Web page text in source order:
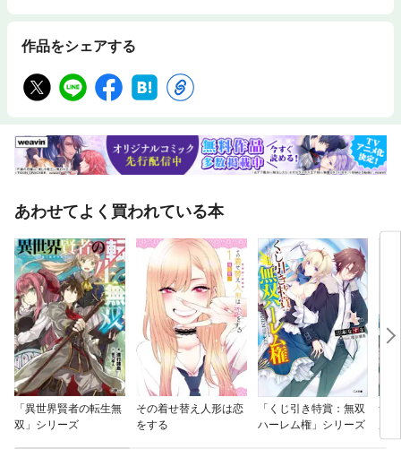
作品をシェアする
あわせてよく買われている本
「異世界賢者の転生無
双」シリーズ
その着せ替え人形は恋
をする
「くじ引き特賞：無双
ハーレム権」シリーズ
無
ん